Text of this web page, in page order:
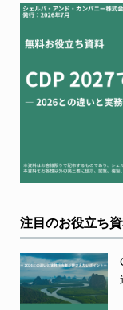
注目のお役立ち